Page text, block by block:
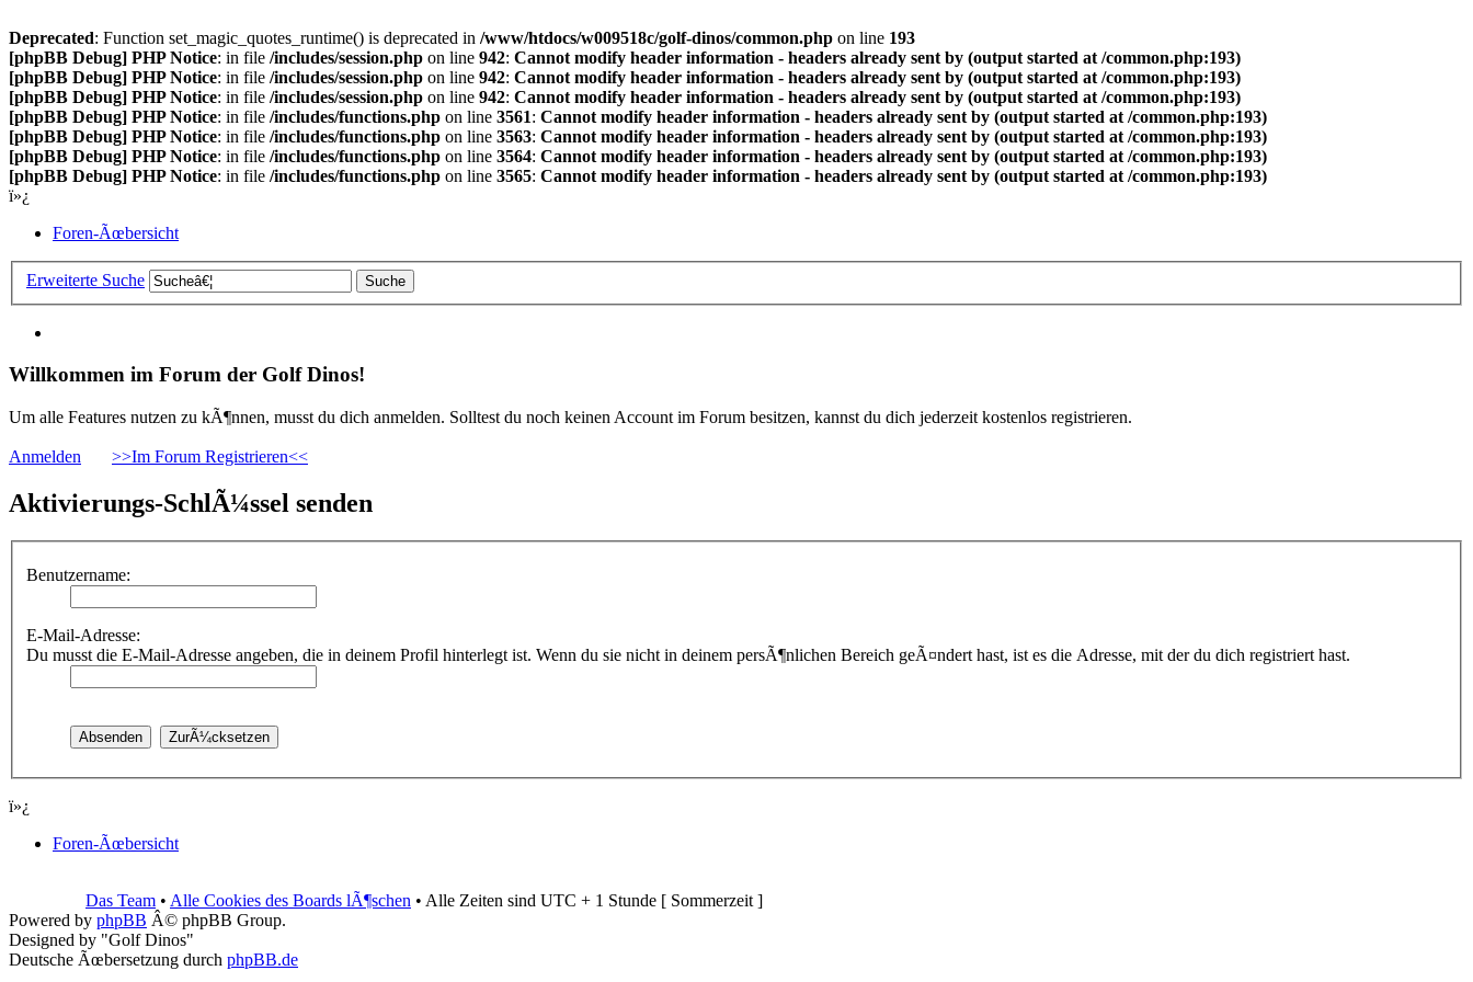
Deprecated: Function set_magic_quotes_runtime() is deprecated in /www/htdocs/w009518c/golf-dinos/common.php on line 193
[phpBB Debug] PHP Notice: in file /includes/session.php on line 942: Cannot modify header information - headers already sent by (output started at /common.php:193)
[phpBB Debug] PHP Notice: in file /includes/session.php on line 942: Cannot modify header information - headers already sent by (output started at /common.php:193)
[phpBB Debug] PHP Notice: in file /includes/session.php on line 942: Cannot modify header information - headers already sent by (output started at /common.php:193)
[phpBB Debug] PHP Notice: in file /includes/functions.php on line 3561: Cannot modify header information - headers already sent by (output started at /common.php:193)
[phpBB Debug] PHP Notice: in file /includes/functions.php on line 3563: Cannot modify header information - headers already sent by (output started at /common.php:193)
[phpBB Debug] PHP Notice: in file /includes/functions.php on line 3564: Cannot modify header information - headers already sent by (output started at /common.php:193)
[phpBB Debug] PHP Notice: in file /includes/functions.php on line 3565: Cannot modify header information - headers already sent by (output started at /common.php:193)
ï»¿
Foren-Ãœbersicht
Erweiterte Suche
Willkommen im Forum der Golf Dinos!
Um alle Features nutzen zu kÃ¶nnen, musst du dich anmelden. Solltest du noch keinen Account im Forum besitzen, kannst du dich jederzeit kostenlos registrieren.
Anmelden >>Im Forum Registrieren<<
Aktivierungs-SchlÃ¼ssel senden
Benutzername:
E-Mail-Adresse:
Du musst die E-Mail-Adresse angeben, die in deinem Profil hinterlegt ist. Wenn du sie nicht in deinem persÃ¶nlichen Bereich geÃ¤ndert hast, ist es die Adresse, mit der du dich registriert hast.
ï»¿
Foren-Ãœbersicht
Das Team • Alle Cookies des Boards lÃ¶schen • Alle Zeiten sind UTC + 1 Stunde [ Sommerzeit ]
Powered by phpBB Â© phpBB Group.
Designed by "Golf Dinos"
Deutsche Ãœbersetzung durch phpBB.de